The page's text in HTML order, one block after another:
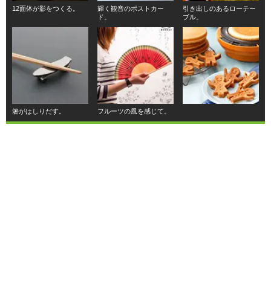
12面体が影をつくる。
輝く観音のポストカー
ド。
引き出しのあるローテー
ブル。
箸がはしりだす。 フルーツの風を感じて。